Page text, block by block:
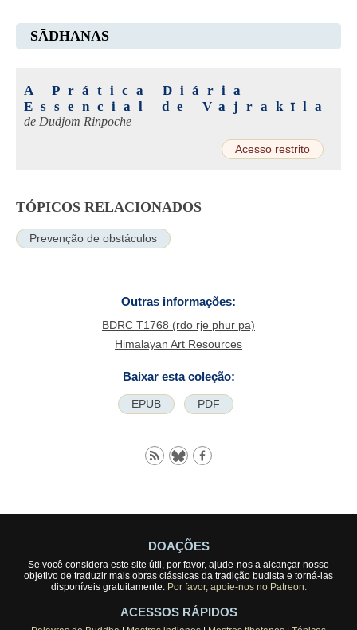
SĀDHANAS
A Prática Diária
Essencial de Vajrakīla
de Dudjom Rinpoche
Acesso restrito
TÓPICOS RELACIONADOS
Prevenção de obstáculos
Outras informações:
BDRC T1768 (rdo rje phur pa)
Himalayan Art Resources
Baixar esta coleção:
EPUB PDF
DOAÇÕES
Se você considera este site útil, por favor, ajude-nos a alcançar nosso
objetivo de traduzir mais obras clássicas da tradição budista e torná-las
disponíveis gratuitamente. Por favor, apoie-nos no Patreon.
ACESSOS RÁPIDOS